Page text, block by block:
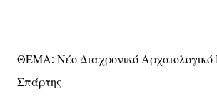
ΘΕΜΑ: Νέο Διαχρονικό Αρχαιολογικό
Σπάρτης